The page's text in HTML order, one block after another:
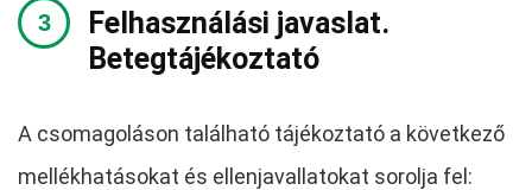
Felhasználási javaslat.
Betegtájékoztató
A csomagoláson található tájékoztató a következő
mellékhatásokat és ellenjavallatokat sorolja fel: